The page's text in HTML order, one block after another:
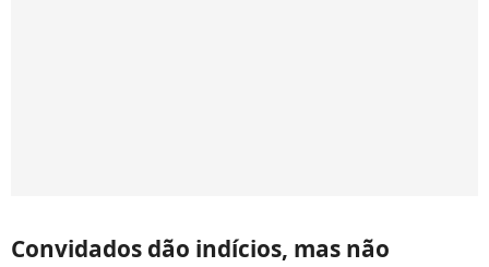
Convidados dão indícios, mas não